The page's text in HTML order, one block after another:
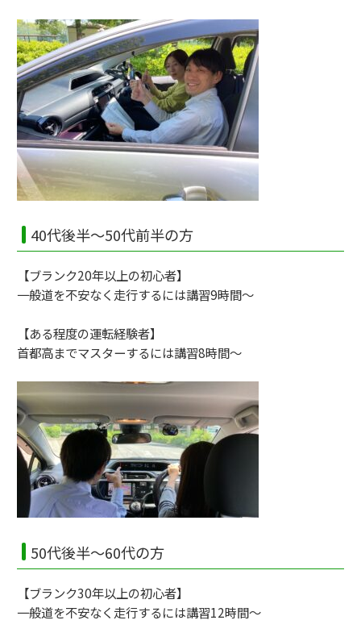
40代後半～50代前半の方
【ブランク20年以上の初心者】
一般道を不安なく走行するには講習9時間～
【ある程度の運転経験者】
首都高までマスターするには講習8時間～
50代後半～60代の方
【ブランク30年以上の初心者】
一般道を不安なく走行するには講習12時間～